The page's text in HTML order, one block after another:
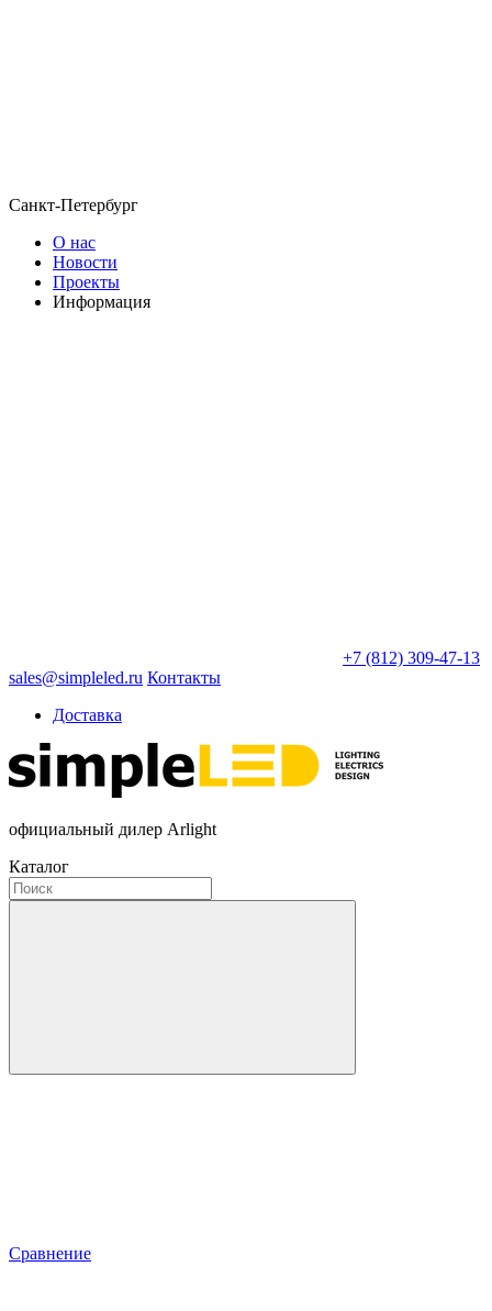
Санкт-Петербург
О нас
Новости
Проекты
Информация
+7 (812) 309-47-13
sales@simpleled.ru Контакты
Доставка
официальный дилер Arlight
Каталог
Сравнение